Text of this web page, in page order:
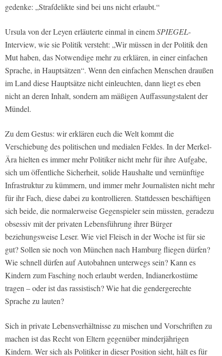
gedenke: „Strafdelikte sind bei uns nicht erlaubt.“
Ursula von der Leyen erläuterte einmal in einemSPIEGEL-
Interview, wie sie Politik versteht: „Wir müssen in der Politik den
Mut haben, das Notwendige mehr zu erklären, in einer einfachen
Sprache, in Hauptsätzen“. Wenn den einfachen Menschen draußen
im Land diese Hauptsätze nicht einleuchten, dann liegt es eben
nicht an deren Inhalt, sondern am mäßigen Auffassungstalent der
Mündel.
Zu dem Gestus: wir erklären euch die Welt kommt die
Verschiebung des politischen und medialen Feldes. In der Merkel-
Ära hielten es immer mehr Politiker nicht mehr für ihre Aufgabe,
sich um öffentliche Sicherheit, solide Haushalte und vernünftige
Infrastruktur zu kümmern, und immer mehr Journalisten nicht mehr
für ihr Fach, diese dabei zu kontrollieren. Stattdessen beschäftigen
sich beide, die normalerweise Gegenspieler sein müssten, geradezu
obsessiv mit der privaten Lebensführung ihrer Bürger
beziehungsweise Leser. Wie viel Fleisch in der Woche ist für sie
gut? Sollen sie noch von München nach Hamburg fliegen dürfen?
Wie schnell dürfen auf Autobahnen unterwegs sein? Kann es
Kindern zum Fasching noch erlaubt werden, Indianerkostüme
tragen – oder ist das rassistisch? Wie hat die gendergerechte
Sprache zu lauten?
Sich in private Lebensverhältnisse zu mischen und Vorschriften zu
machen ist das Recht von Eltern gegenüber minderjährigen
Kindern. Wer sich als Politiker in dieser Position sieht, hält es für